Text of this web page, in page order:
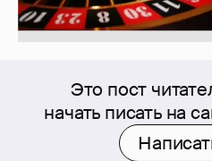
Это пост
начать писать на